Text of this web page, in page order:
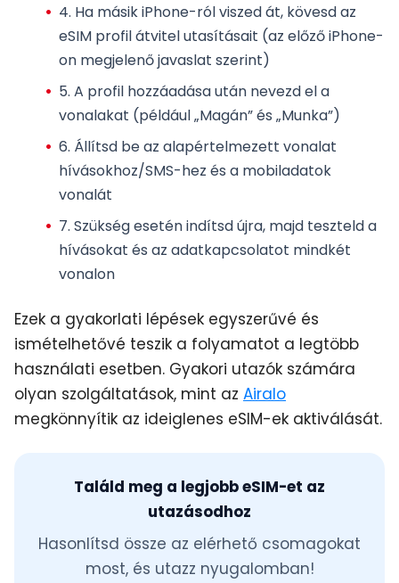
4. Ha másik iPhone-ról viszed át, kövesd az
eSIM profil átvitelutasításait (az előző iPhone-
on megjelenő javaslat szerint)
5. A profil hozzáadása után nevezd el a
vonalakat (például „Magán” és „Munka”)
6. Állítsd be az alapértelmezett vonalat
hívásokhoz/SMS-hez és a mobiladatok
vonalát
7. Szükség esetén indítsd újra, majd teszteld a
hívásokat és az adatkapcsolatot mindkét
vonalon
Ezek a gyakorlati lépések egyszerűvé és
ismételhetővé teszik a folyamatot a legtöbb
használati esetben. Gyakori utazók számára
olyan szolgáltatások, mint az Airalo
megkönnyítik az ideiglenes eSIM-ek aktiválását.
Találd meg a legjobb eSIM-et az
utazásodhoz
Hasonlítsd össze az elérhető csomagokat
most, és utazz nyugalomban!